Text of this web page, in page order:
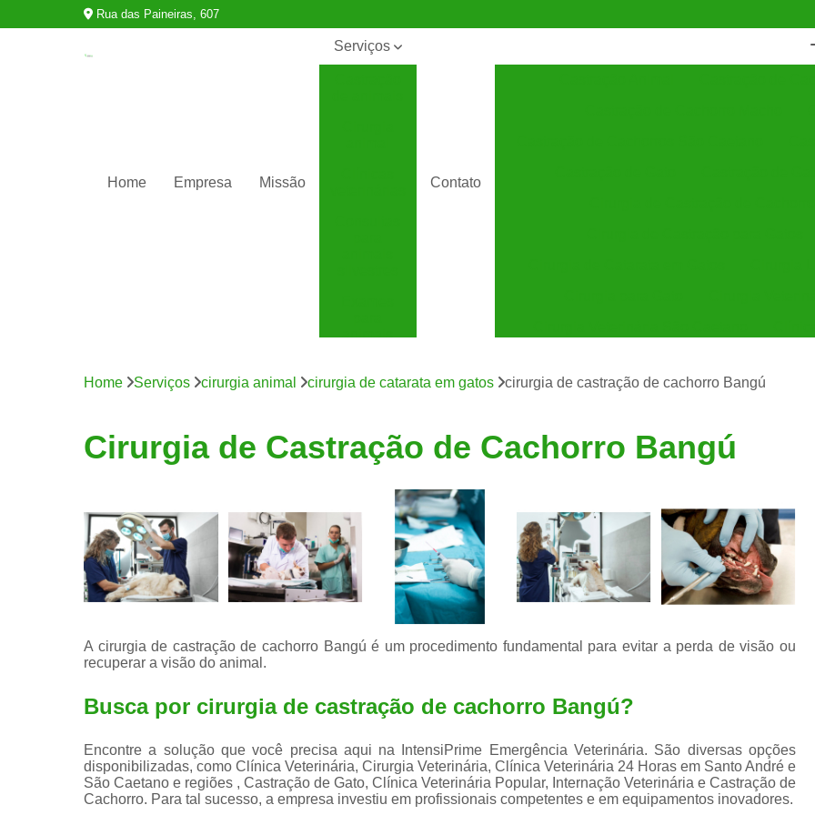
Rua das Paineiras, 607
Home Empresa Missão
Serviços
animais
para
tártaro
Contato
Clínica Veterinária Especializada em Cães
Clínica Veterinária Santo André
Consulta de
Consulta Médica
Consulta Médica Veterinária para
Consulta para
Consulta para Animais Silvestres São
Consulta Veterinária para Silvestres
Exame de Laboratório para Animais
Exame de Raio X para Animais
Home Serviços cirurgia animal cirurgia de catarata em gatos cirurgia de castração de cachorro Bangú
Cirurgia de Castração de Cachorro Bangú
A cirurgia de castração de cachorro Bangú é um procedimento fundamental para evitar a perda de visão ou
recuperar a visão do animal.
Busca por cirurgia de castração de cachorro Bangú?
Encontre a solução que você precisa aqui na IntensiPrime Emergência Veterinária. São diversas opções
disponibilizadas, como Clínica Veterinária, Cirurgia Veterinária, Clínica Veterinária 24 Horas em Santo André e
São Caetano e regiões , Castração de Gato, Clínica Veterinária Popular, Internação Veterinária e Castração de
Cachorro. Para tal sucesso, a empresa investiu em profissionais competentes e em equipamentos inovadores.